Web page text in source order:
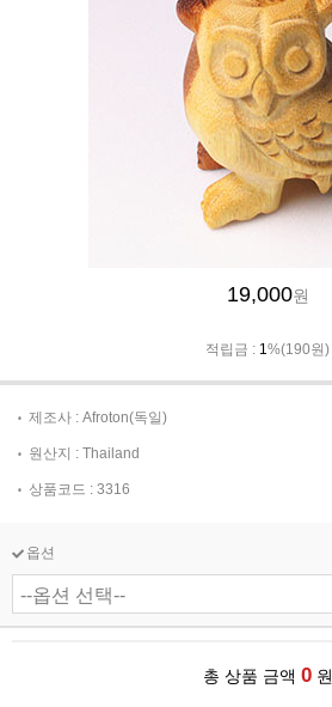
19,000원
적립금 : 1%(190원)
제조사 : Afroton(독일)
원산지 : Thailand
상품코드 : 3316
옵션
총 상품 금액 0 원